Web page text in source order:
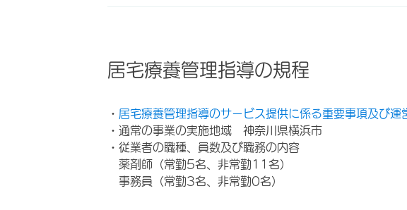
居宅療養管理指導の規程
・ 居宅療養管理指導のサービス提供に係る重要事項及び運
・通常の事業の実施地域 神奈川県横浜市
・従業者の職種、員数及び職務の内容
薬剤師（常勤5名、非常勤11名）
事務員（常勤3名、非常勤0名）